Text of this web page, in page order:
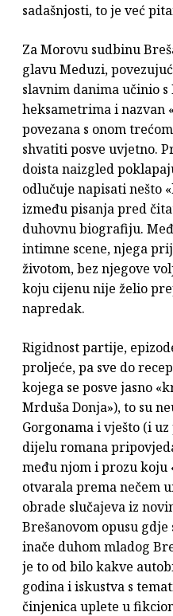
sadašnjosti, to je već
Za Morovu sudbinu
glavu Meduzi,
slavnim danima učinio
heksametrima i nazvan
povezana s onom
shvatiti posve uvjetno.
doista naizgled
odlučuje napisati nešto
između pisanja pred
duhovnu biografiju.
intimne scene, njega
životom, bez njegove
koju cijenu nije želio
napredak.
Rigidnost partije,
proljeće, pa sve do
kojega se posve jasno
Mrduša Donja»), to su
Gorgonama i vješto (i
dijelu romana
među njom i prozu koju
otvarala prema nečem
obrade slučajeva iz
Brešanovom opusu
inače duhom mladog
je to od bilo kakve
godina i iskustva s
činjenica uplete u